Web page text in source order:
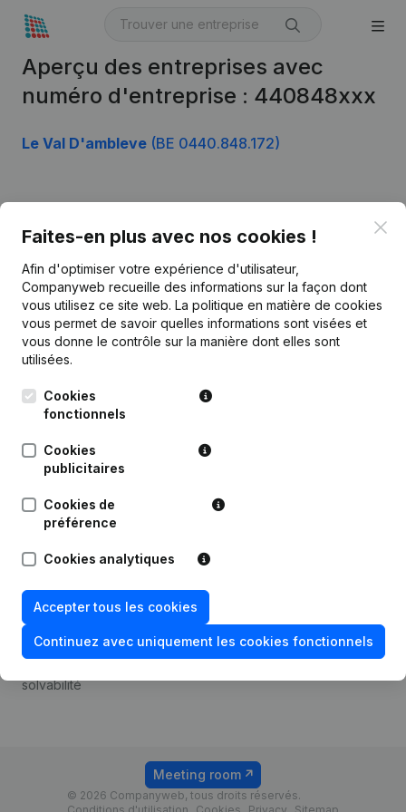
Aperçu des entreprises avec
numéro d'entreprise : 440848xxx
Le Val D'ambleve (BE 0440.848.172)
Faites-en plus avec nos cookies !
Afin d'optimiser votre expérience d'utilisateur,
Companyweb recueille des informations sur la façon dont
vous utilisez ce site web. La politique en matière de cookies
vous permet de savoir quelles informations sont visées et
vous donne le contrôle sur la manière dont elles sont
utilisées.
Cookies
fonctionnels
Cookies
publicitaires
Cookies de
préférence
Cookies analytiques
Accepter tous les cookies
Continuez avec uniquement les cookies fonctionnels
Français
Kantorenpark Everest
Leuvensesteenweg
1800 Vilvoorde
Informations d’entreprise
Monitoring
Recherche internationale
Prospection
Compliance et prévention
de la fraude
Consulter des comptes
Recherche de numéro de
TVA
solvabilité
Tarifs
© 2026 Companyweb, tous droits réservés.
Meeting room